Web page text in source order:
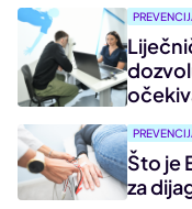
Što je
za